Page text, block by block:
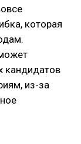
которая
кандидатов
из-за